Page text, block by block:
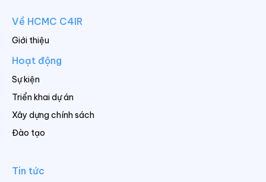
Về HCMC C4IR
Giới thiệu
Hoạt động
Sự kiện
Triển khai dự án
Xây dựng chính sách
Đào tạo
Tin tức